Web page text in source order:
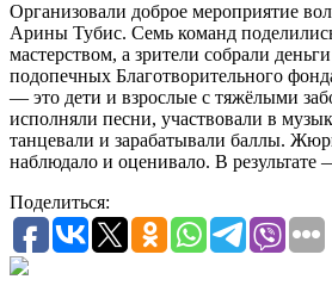
Организовали доброе мероприятие
Арины Тубис. Семь команд
мастерством, а зрители собрали
подопечных Благотворительного
— это дети и взрослые с тяжёлыми
исполняли песни, участвовали в
танцевали и зарабатывали баллы.
наблюдало и оценивало. В
Поделиться: